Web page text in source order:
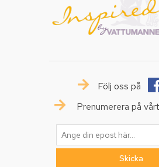
Följ oss på
Prenumerera på